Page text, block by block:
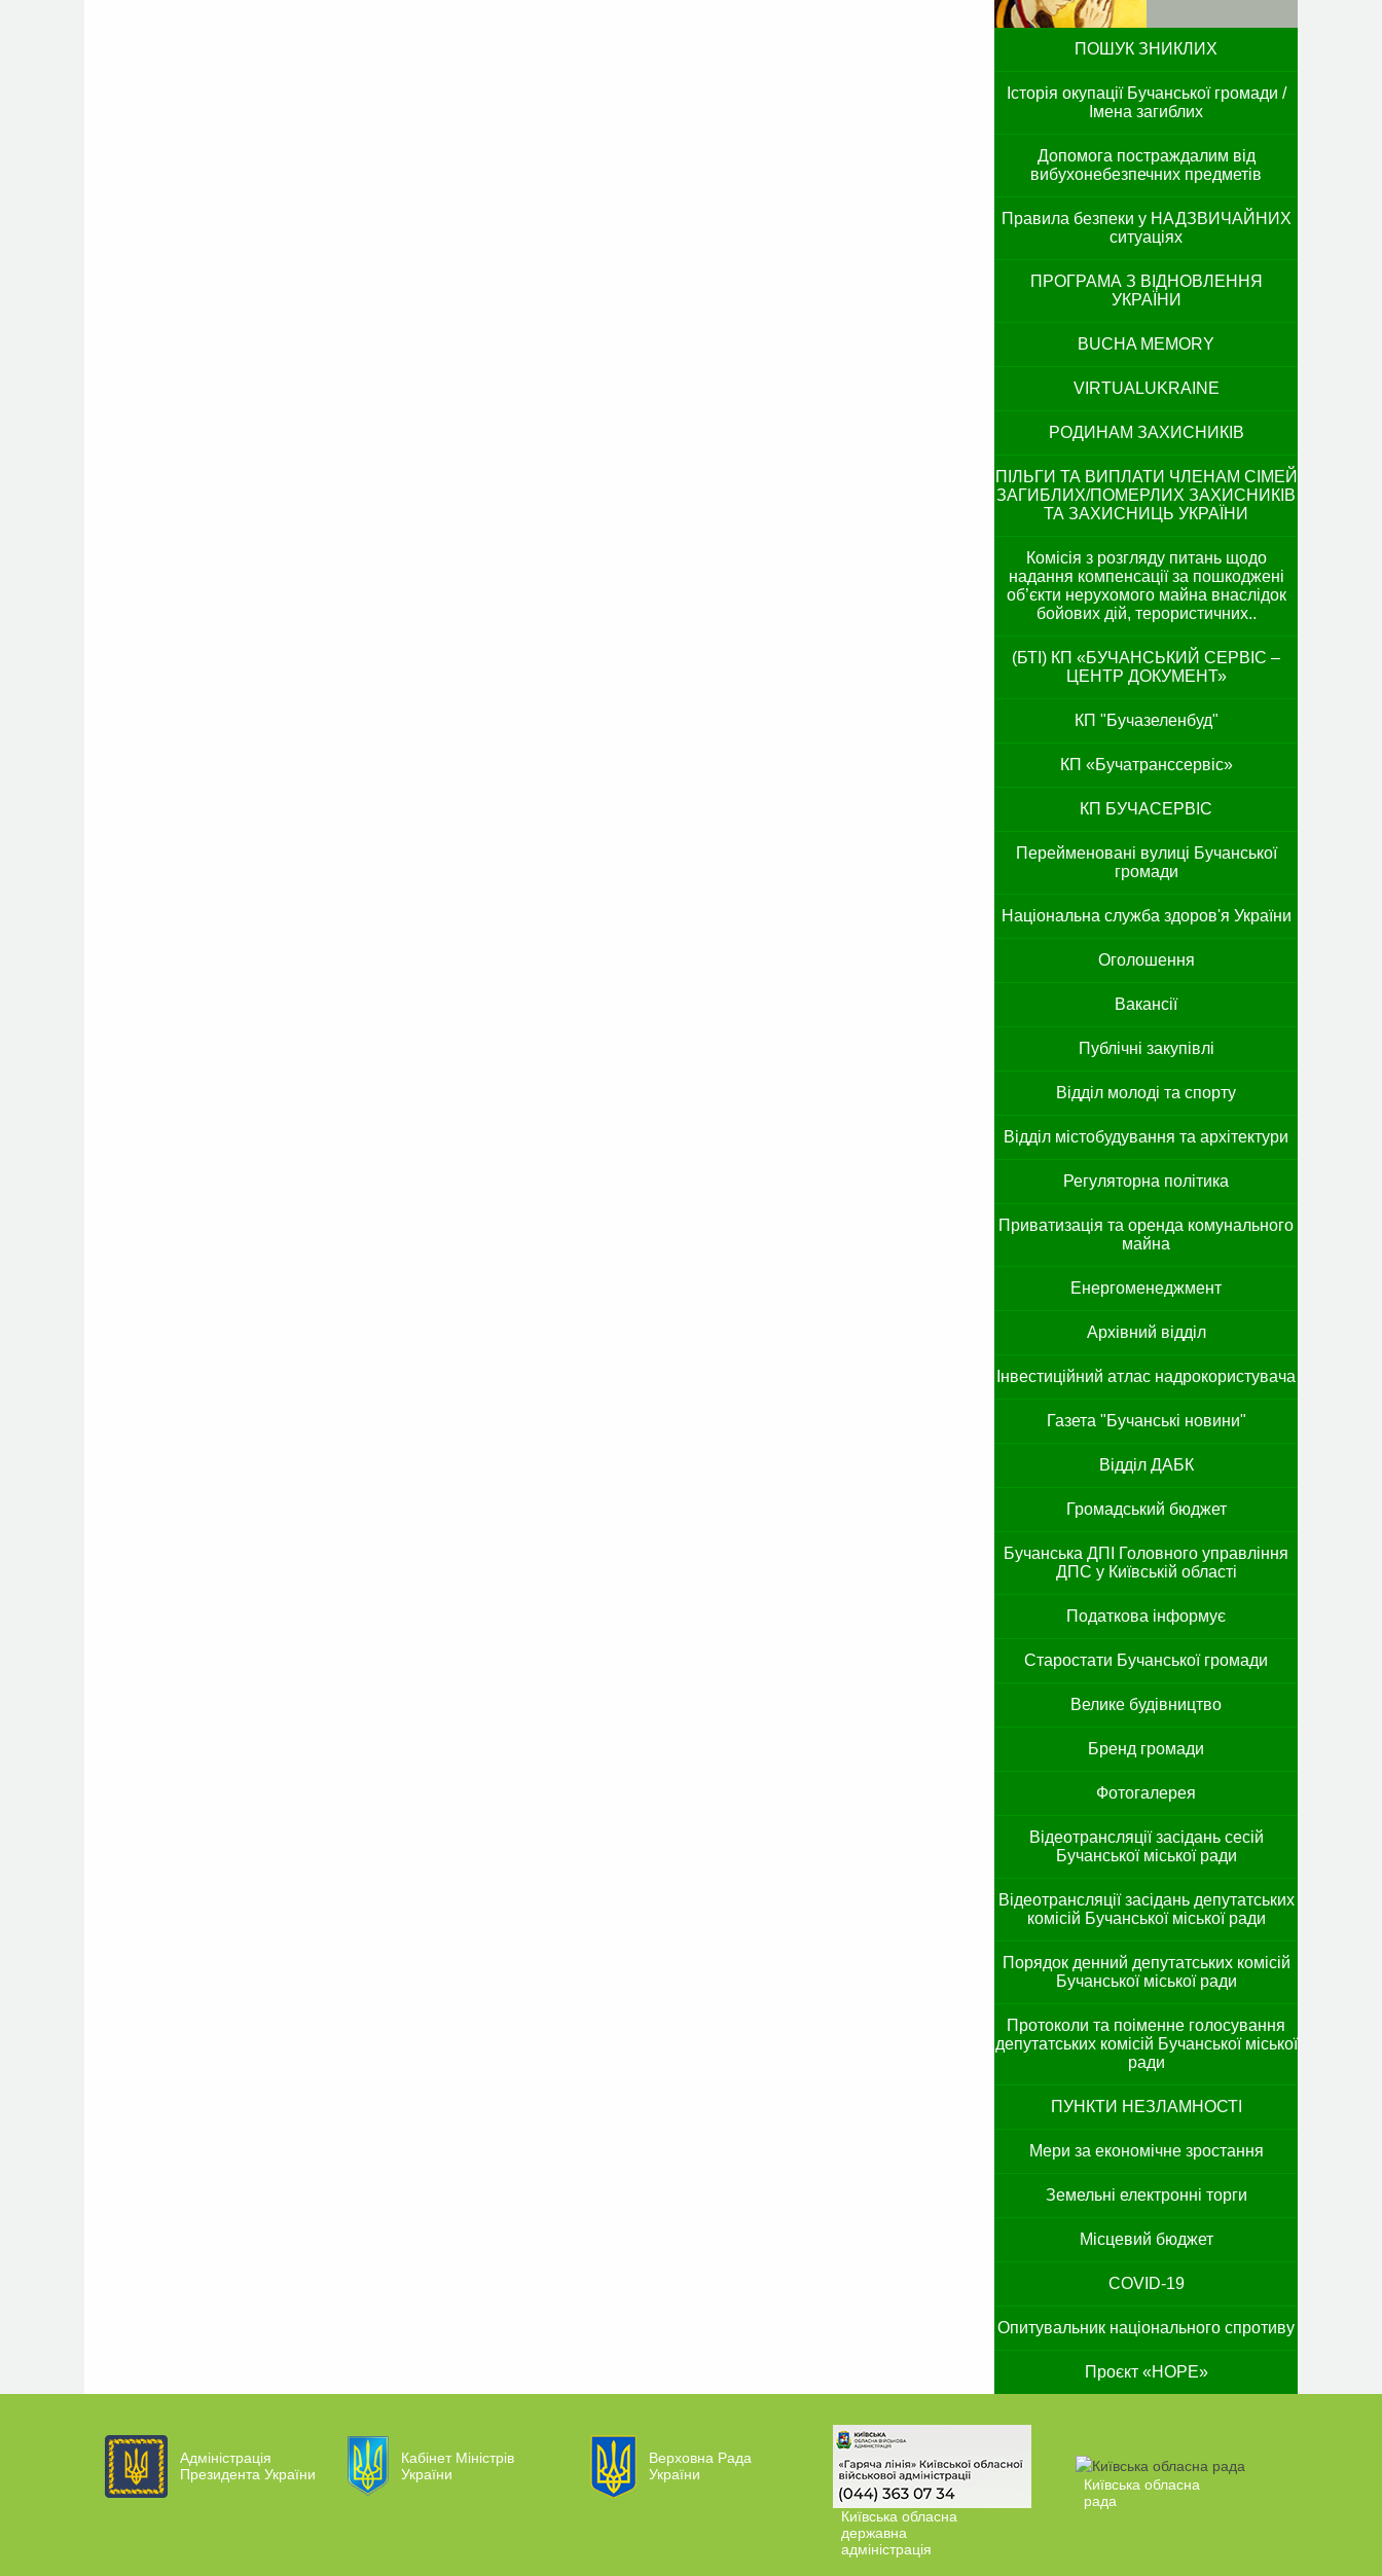
ПОШУК ЗНИКЛИХ
Історія окупації Бучанської громади /
Імена загиблих
Допомога постраждалим від
вибухонебезпечних предметів
Правила безпеки у НАДЗВИЧАЙНИХ
ситуаціях
ПРОГРАМА З ВІДНОВЛЕННЯ
УКРАЇНИ
BUCHA MEMORY
VIRTUALUKRAINE
РОДИНАМ ЗАХИСНИКІВ
ПІЛЬГИ ТА ВИПЛАТИ ЧЛЕНАМ СІМЕЙ
ЗАГИБЛИХ/ПОМЕРЛИХ ЗАХИСНИКІВ
ТА ЗАХИСНИЦЬ УКРАЇНИ
Комісія з розгляду питань щодо
надання компенсації за пошкоджені
об’єкти нерухомого майна внаслідок
бойових дій, терористичних..
(БТІ) КП «БУЧАНСЬКИЙ СЕРВІС –
ЦЕНТР ДОКУМЕНТ»
КП "Бучазеленбуд"
КП «Бучатранссервіс»
КП БУЧАСЕРВІС
Перейменовані вулиці Бучанської
громади
Національна служба здоров'я України
Оголошення
Вакансії
Публічні закупівлі
Відділ молоді та спорту
Відділ містобудування та архітектури
Регуляторна політика
Приватизація та оренда комунального
майна
Енергоменеджмент
Архівний відділ
Інвестиційний атлас надрокористувача
Газета "Бучанські новини"
Відділ ДАБК
Громадський бюджет
Бучанська ДПІ Головного управління
ДПС у Київській області
Податкова інформує
Старостати Бучанської громади
Велике будівництво
Бренд громади
Фотогалерея
Відеотрансляції засідань сесій
Бучанської міської ради
Відеотрансляції засідань депутатських
комісій Бучанської міської ради
Порядок денний депутатських комісій
Бучанської міської ради
Протоколи та поіменне голосування
депутатських комісій Бучанської міської
ради
ПУНКТИ НЕЗЛАМНОСТІ
Мери за економічне зростання
Земельні електронні торги
Місцевий бюджет
COVID-19
Опитувальник національного спротиву
Проєкт «HOPE»
Адміністрація
Президента України
Кабінет Міністрів
України
Верховна Рада
України
Київська обласна
державна
адміністрація
Київська обласна
рада